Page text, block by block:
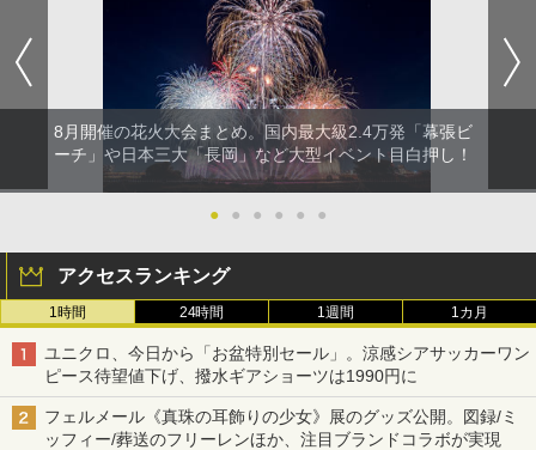
8月開催の花火大会まとめ。国内最大級2.4万発「幕張ビ
ーチ」や日本三大「長岡」など大型イベント目白押し！
● ● ● ● ● ●
アクセスランキング
1時間 24時間 1週間 1カ月
ユニクロ、今日から「お盆特別セール」。涼感シアサッカーワン
ピース待望値下げ、撥水ギアショーツは1990円に
フェルメール《真珠の耳飾りの少女》展のグッズ公開。図録/ミ
ッフィー/葬送のフリーレンほか、注目ブランドコラボが実現